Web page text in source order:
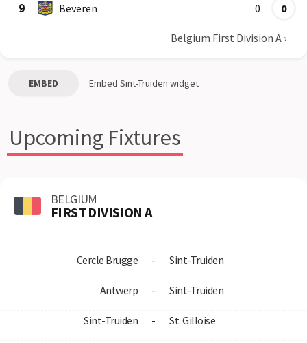
9 Beveren 0 0
Belgium First Division A ›
EMBED Embed Sint-Truiden widget
Upcoming Fixtures
BELGIUM
FIRST DIVISION A
Cercle Brugge - Sint-Truiden
Antwerp - Sint-Truiden
Sint-Truiden - St. Gilloise